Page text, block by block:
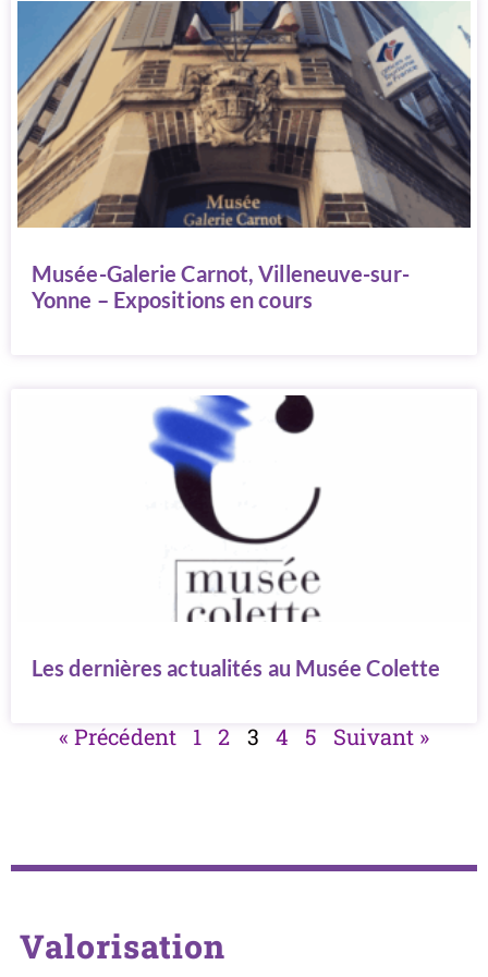
Musée-Galerie Carnot, Villeneuve-sur-
Yonne – Expositions en cours
Les dernières actualités au Musée Colette
« Précédent 1 2 3 4 5 Suivant »
Valorisation